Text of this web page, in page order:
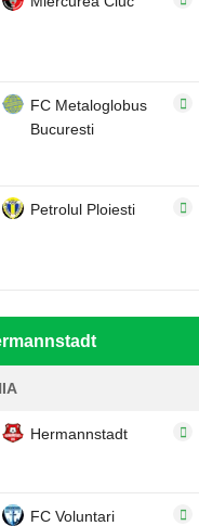
FC Metaloglobus
Bucuresti
Petrolul Ploiesti
Hermannstadt
FC Voluntari